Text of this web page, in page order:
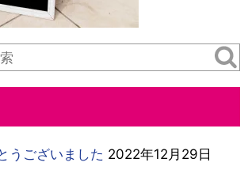
うございました 2022年12月29日